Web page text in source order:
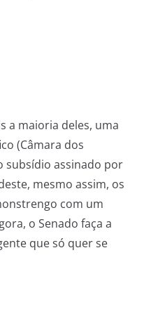
a maioria deles, uma
(Câmara dos
subsídio assinado por
mesmo assim, os
com um
o Senado faça a
que só quer se